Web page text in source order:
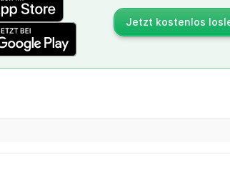
Jetzt kostenlos